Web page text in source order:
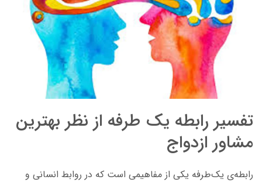
تفسیر رابطه یک طرفه از نظر بهترین
مشاور ازدواج
رابطه‌ی یک‌طرفه یکی از مفاهیمی است که در روابط انسانی و